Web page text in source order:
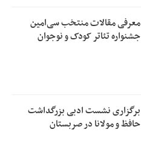
معرفی مقالات منتخب سی‌امین
جشنواره تئاتر کودک و نوجوان
برگزاری نشست ادبی بزرگداشت
حافظ و مولانا در صربستان